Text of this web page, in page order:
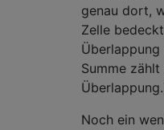
genau dort,
Zelle
Summe
Noch ein